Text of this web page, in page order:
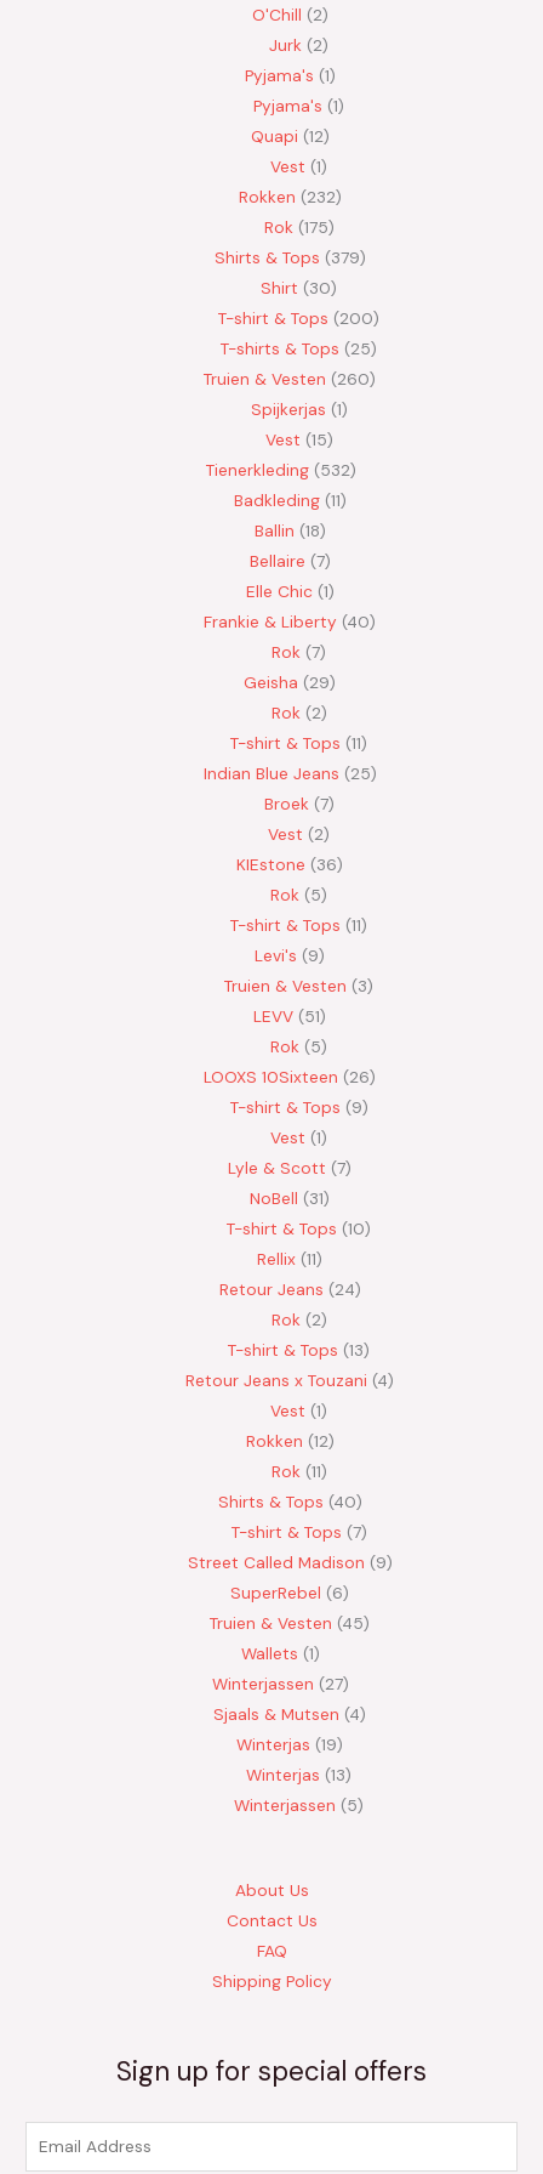
O'Chill 2
Jurk
2
Pyjama's 1
Pyjama's 1
Quapi 12
Vest 1
Rokken 232
Rok 175
Shirts & Tops 379
Shirt
30
T-shirt & Tops
200
T-shirts & Tops
25
Truien & Vesten
260
Spijkerjas 1
Vest 15
Tienerkleding 532
Badkleding 11
Ballin 18
Bellaire 7
Elle Chic 1
Frankie & Liberty 40
Rok 7
Geisha
29
Rok 2
T-shirt & Tops 11
Indian Blue Jeans 25
Broek 7
Vest
2
KIEstone
36
Rok
5
T-shirt & Tops 11
Levi's
9
Truien & Vesten
3
LEVV 51
Rok
5
LOOXS 10Sixteen
26
T-shirt & Tops 9
Vest 1
Lyle & Scott 7
NoBell
31
T-shirt & Tops 10
Rellix 11
Retour Jeans 24
Rok 2
T-shirt & Tops 13
Retour Jeans x Touzani 4
Vest 1
Rokken 12
Rok 11
Shirts & Tops 40
T-shirt & Tops 7
Street Called Madison 9
SuperRebel
6
Truien & Vesten 45
Wallets 1
Winterjassen
27
Sjaals & Mutsen 4
Winterjas 19
Winterjas 13
Winterjassen
5
About Us
Contact Us
FAQ
Shipping Policy
Sign up for special offers
m